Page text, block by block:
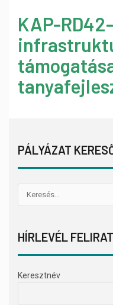
KAP-
PÁLYÁZAT
HÍRLEVÉL
Keresztnév